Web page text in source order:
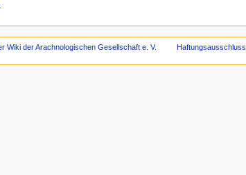
Wiki der Arachnologischen Gesellschaft e. V. Haftungsausschluss